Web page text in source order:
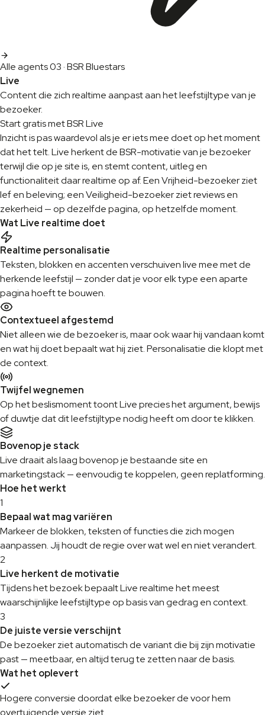
Alle agents03 · BSR Bluestars
Live
Content die zich realtime aanpast aan het leefstijltype van je
bezoeker.
Start gratis met BSR Live
Inzicht is pas waardevol als je er iets mee doet op het moment
dat het telt. Live herkent de BSR-motivatie van je bezoeker
terwijl die op je site is, en stemt content, uitleg en
functionaliteit daar realtime op af. Een Vrijheid-bezoeker ziet
lef en beleving; een Veiligheid-bezoeker ziet reviews en
zekerheid — op dezelfde pagina, op hetzelfde moment.
Wat Live realtime doet
Realtime personalisatie
Teksten, blokken en accenten verschuiven live mee met de
herkende leefstijl — zonder dat je voor elk type een aparte
pagina hoeft te bouwen.
Contextueel afgestemd
Niet alleen wie de bezoeker is, maar ook waar hij vandaan komt
en wat hij doet bepaalt wat hij ziet. Personalisatie die klopt met
de context.
Twijfel wegnemen
Op het beslismoment toont Live precies het argument, bewijs
of duwtje dat dit leefstijltype nodig heeft om door te klikken.
Bovenop je stack
Live draait als laag bovenop je bestaande site en
marketingstack — eenvoudig te koppelen, geen replatforming.
Hoe het werkt
1
Bepaal wat mag variëren
Markeer de blokken, teksten of functies die zich mogen
aanpassen. Jij houdt de regie over wat wel en niet verandert.
2
Live herkent de motivatie
Tijdens het bezoek bepaalt Live realtime het meest
waarschijnlijke leefstijltype op basis van gedrag en context.
3
De juiste versie verschijnt
De bezoeker ziet automatisch de variant die bij zijn motivatie
past — meetbaar, en altijd terug te zetten naar de basis.
Wat het oplevert
Hogere conversie doordat elke bezoeker de voor hem